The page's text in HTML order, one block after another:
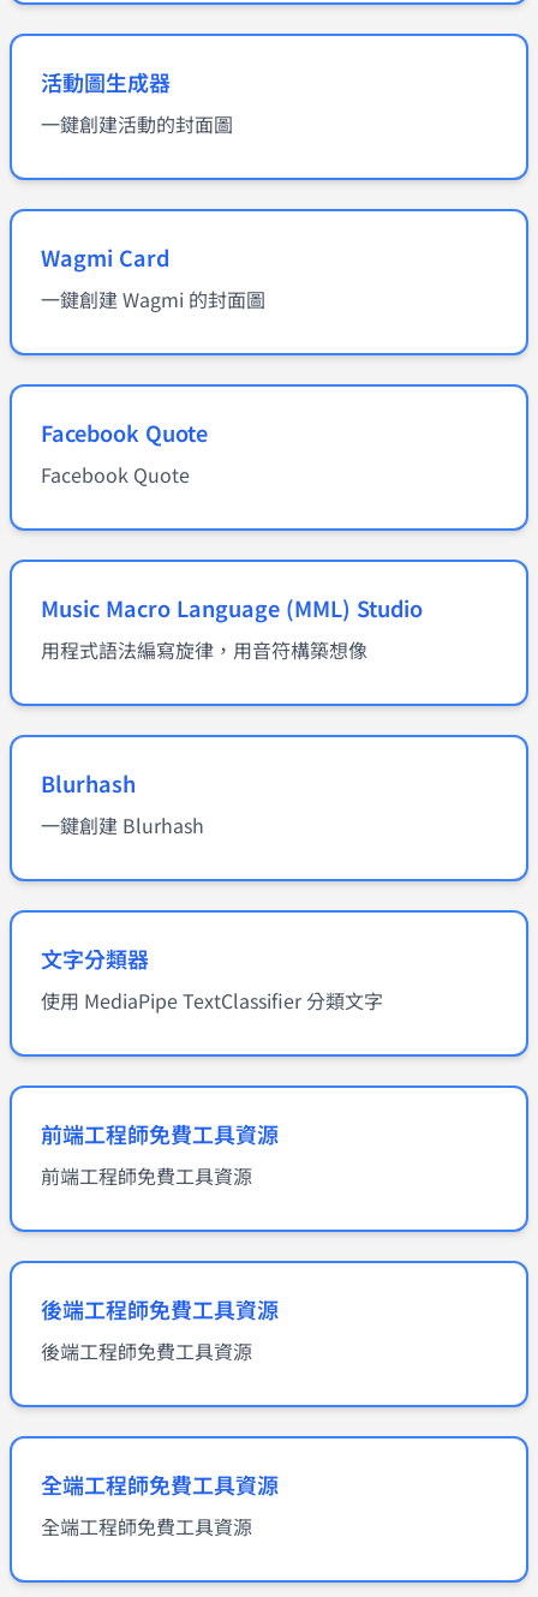
活動圖生成器
一鍵創建活動的封面圖
Wagmi Card
一鍵創建 Wagmi 的封面圖
Facebook Quote
Facebook Quote
Music Macro Language (MML) Studio
用程式語法編寫旋律，用音符構築想像
Blurhash
一鍵創建 Blurhash
文字分類器
使用 MediaPipe TextClassifier 分類文字
前端工程師免費工具資源
前端工程師免費工具資源
後端工程師免費工具資源
後端工程師免費工具資源
全端工程師免費工具資源
全端工程師免費工具資源